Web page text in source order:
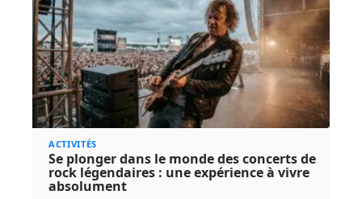
ACTIVITÉS
Se plonger dans le monde des concerts de
rock légendaires : une expérience à vivre
absolument